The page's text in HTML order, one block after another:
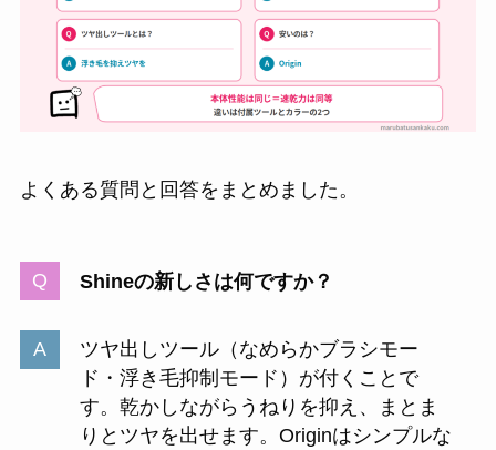
よくある質問と回答をまとめました。
Shineの新しさは何ですか？
ツヤ出しツール（なめらかブラシモー
ド・浮き毛抑制モード）が付くことで
す。乾かしながらうねりを抑え、まとま
りとツヤを出せます。Originはシンプルな